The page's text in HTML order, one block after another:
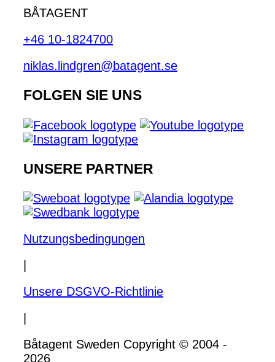
BÅTAGENT
+46 10-1824700
niklas.lindgren@batagent.se
FOLGEN SIE UNS
UNSERE PARTNER
Nutzungsbedingungen
Unsere DSGVO-Richtlinie
Båtagent Sweden Copyright © 2004 -
2026